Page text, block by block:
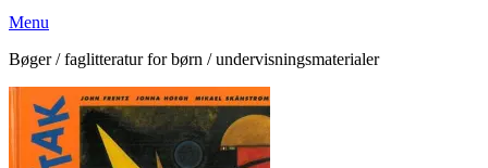
Menu
Bøger / faglitteratur for børn / undervisningsmaterialer